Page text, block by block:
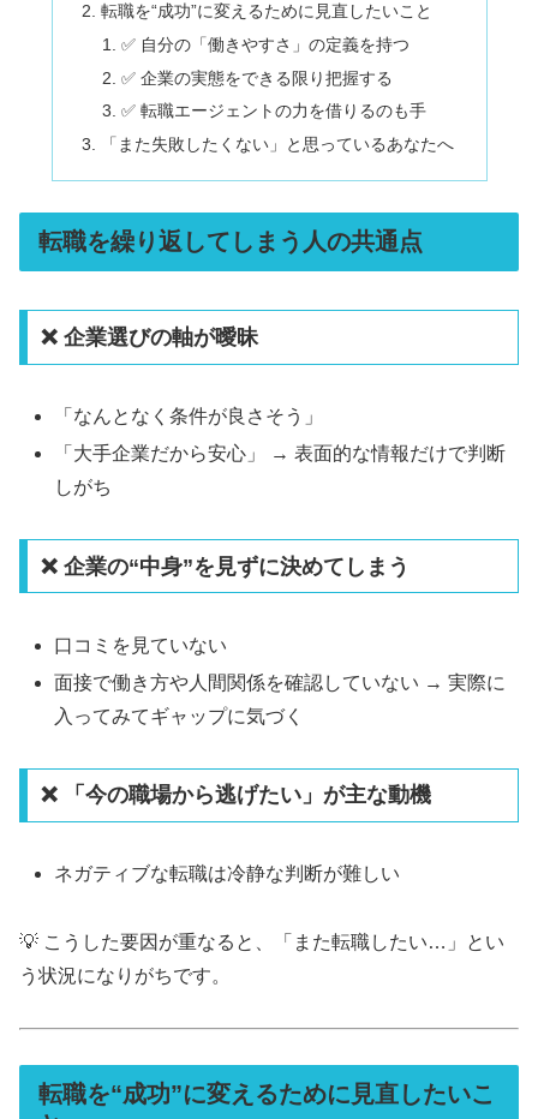
転職を“成功”に変えるために見直したいこと
✅ 自分の「働きやすさ」の定義を持つ
✅ 企業の実態をできる限り把握する
✅ 転職エージェントの力を借りるのも手
「また失敗したくない」と思っているあなたへ
転職を繰り返してしまう人の共通点
❌ 企業選びの軸が曖昧
「なんとなく条件が良さそう」
「大手企業だから安心」 → 表面的な情報だけで判断
しがち
❌ 企業の“中身”を見ずに決めてしまう
口コミを見ていない
面接で働き方や人間関係を確認していない → 実際に
入ってみてギャップに気づく
❌ 「今の職場から逃げたい」が主な動機
ネガティブな転職は冷静な判断が難しい
💡 こうした要因が重なると、「また転職したい…」とい
う状況になりがちです。
転職を“成功”に変えるために見直したいこ